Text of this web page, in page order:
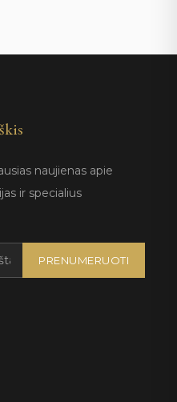
naujienas apie
ir specialius
PRENUMERUOTI